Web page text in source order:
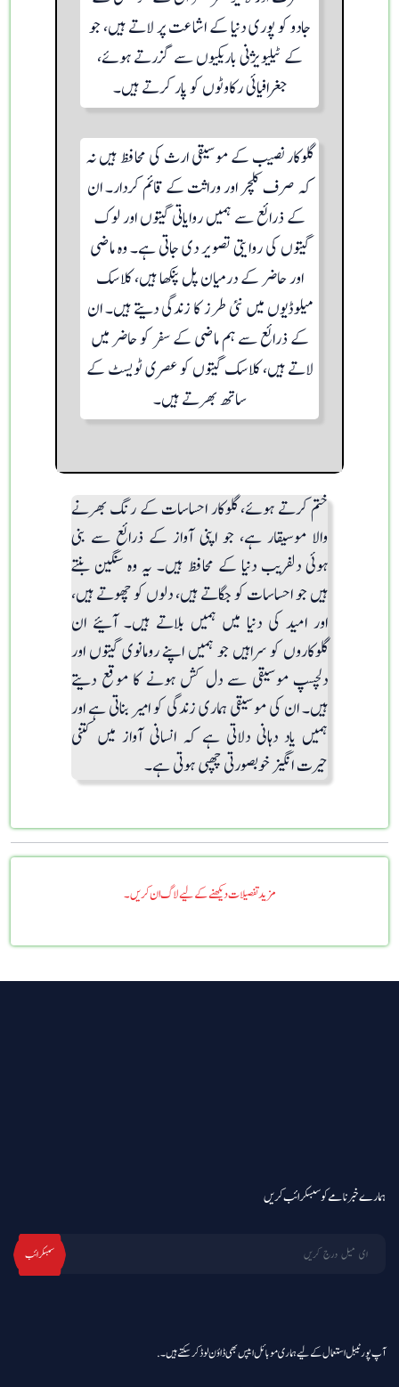
جادو کو پوری دنیا کے اشاعت پر لاتے ہیں، جو
کے ٹیلیویژنی باریکیوں سے گزرتے ہوئے،
جغرافیائی رکاوٹوں کو پار کرتے ہیں۔
گلوکار نصیب کے موسیقی ارث کی محافظ ہیں نہ
کہ صرف کلچر اور وراثت کے قائم کردار۔ ان
کے ذرائع سے ہمیں روایاتی گیتوں اور لوک
گیتوں کی روایتی تصویر دی جاتی ہے۔ وہ ماضی
اور حاضر کے درمیان پل پنکھا ہیں، کلاسک
میلوڈیوں میں نئی طرز کا زندگی دیتے ہیں۔ ان
کے ذرائع سے ہم ماضی کے سفر کو حاضر میں
لاتے ہیں، کلاسک گیتوں کو عصری ٹویسٹ کے
ساتھ بھرتے ہیں۔
ختم کرتے ہوئے، گلوکار احساسات کے رنگ بھرنے
والا موسیقار ہے، جو اپنی آواز کے ذرائع سے بنی
ہوئی دلفریب دنیا کے محافظ ہیں۔ یہ وہ سنگین بنتے
ہیں جو احساسات کو جگاتے ہیں، دلوں کو چھوتے ہیں،
اور امید کی دنیا میں ہمیں بلاتے ہیں۔ آئیے ان
گلوکاروں کو سراہیں جو ہمیں اپنے رومانوی گیتوں اور
دلچسپ موسیقی سے دل کش ہونے کا موقع دیتے
ہیں۔ ان کی موسیقی ہماری زندگی کو امیر بناتی ہے اور
ہمیں یاد دہانی دلاتی ہے کہ انسانی آواز میں کتنی
حیرت انگیز خوبصورتی چھپی ہوتی ہے۔
مزید تفصیلات دیکھنے کے لیے لاگ ان کریں۔
ہمارے خبرنامے کو سبسکرائب کریں
سبسکرائب
آپ پورٹیبل استعمال کے لیے ہماری موبائل ایپس بھی ڈاؤن لوڈ کر سکتے ہیں۔.